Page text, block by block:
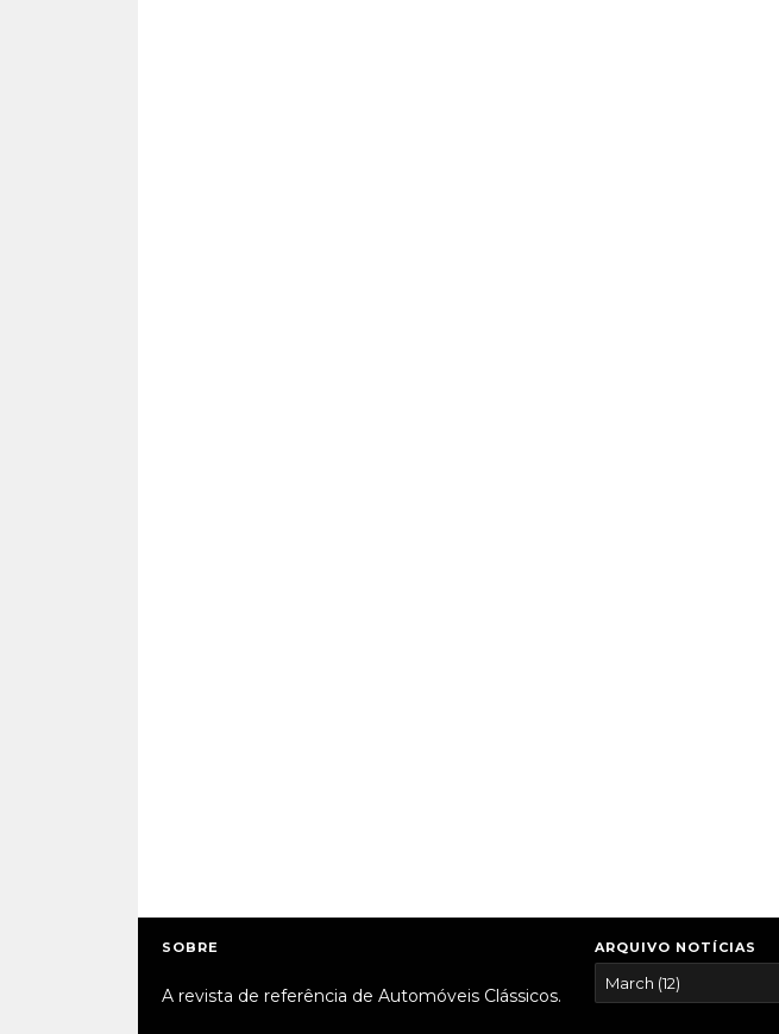
SOBRE
A revista de referência de Automóveis Clássicos.
ARQUIVO NOTÍCIAS